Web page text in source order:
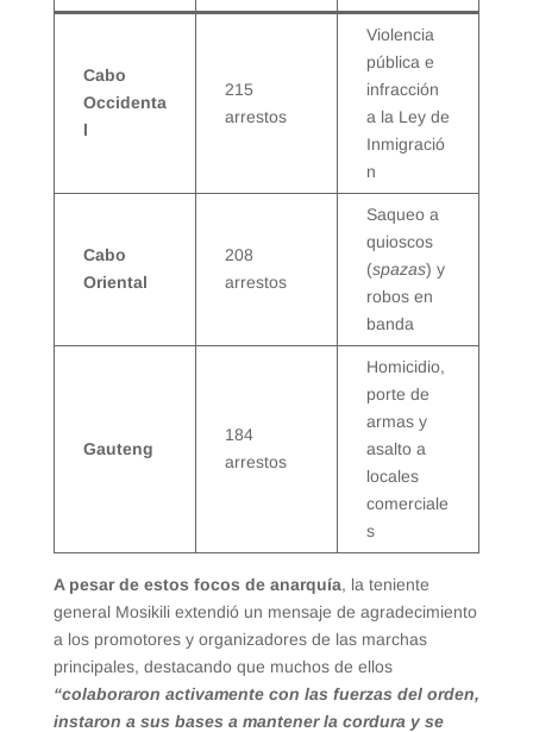
Cabo
Occidenta
l
215
arrestos
Violencia
pública e
infracción
a la Ley de
Inmigració
n
Cabo
Oriental
208
arrestos
Saqueo a
quioscos
(spazas) y
robos en
banda
Gauteng
184
arrestos
Homicidio,
porte de
armas y
asalto a
locales
comerciale
s
A pesar de estos focos de anarquía, la teniente
general Mosikili extendió un mensaje de agradecimiento
a los promotores y organizadores de las marchas
principales, destacando que muchos de ellos
“colaboraron activamente con las fuerzas del orden,
instaron a sus bases a mantener la cordura y se